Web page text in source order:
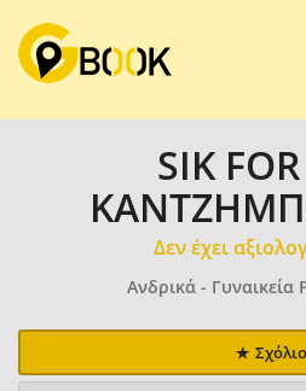
SIK
Δεν έχει
Ανδρικά -
Σχόλιο